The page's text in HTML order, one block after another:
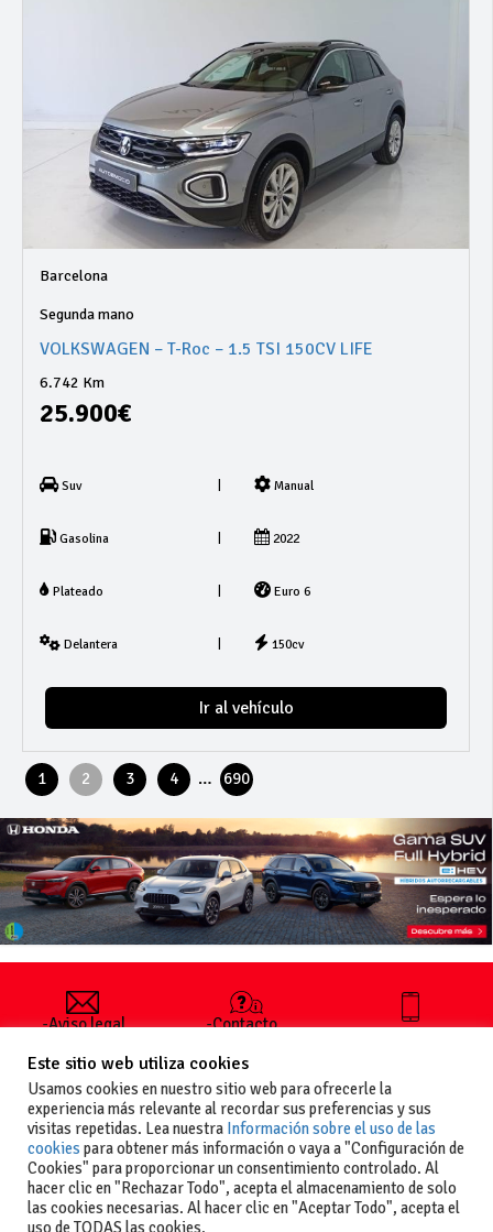
Barcelona
Segunda mano
VOLKSWAGEN – T-Roc – 1.5 TSI 150CV LIFE
6.742 Km
25.900€
Suv | Manual
Gasolina | 2022
Plateado | Euro 6
Delantera | 150cv
Ir al vehículo
1 2 3 4 … 690
-Aviso legal
generales
de uso
-Política de
privacidad
-Política de
cookies
-Contacto
publicar un
anuncio
-Vende+
+34 627 35
Este sitio web utiliza cookies
Usamos cookies en nuestro sitio web para ofrecerle la
experiencia más relevante al recordar sus preferencias y sus
visitas repetidas. Lea nuestra Información sobre el uso de las
cookies para obtener más información o vaya a "Configuración de
Cookies" para proporcionar un consentimiento controlado. Al
hacer clic en "Rechazar Todo", acepta el almacenamiento de solo
las cookies necesarias. Al hacer clic en "Aceptar Todo", acepta el
uso de TODAS las cookies.